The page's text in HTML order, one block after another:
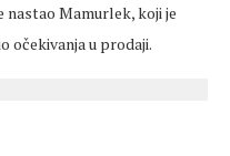
nastao Mamurlek, koji je
očekivanja u prodaji.